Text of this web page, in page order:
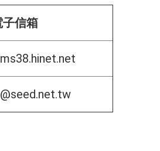
子信箱